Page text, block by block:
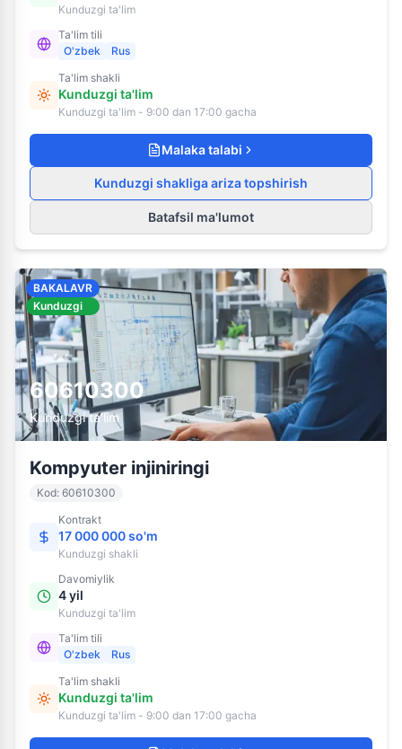
Kunduzgi ta'lim
Ta'lim tili
O'zbek
Rus
Ta'lim shakli
Kunduzgi ta'lim
Kunduzgi ta'lim - 9:00 dan 17:00 gacha
Malaka talabi
Kunduzgi shakliga ariza topshirish
Batafsil ma'lumot
60610300
Kunduzgi ta'lim
BAKALAVR
Kunduzgi
Kompyuter injiniringi
Kod: 60610300
Kontrakt
17 000 000 so'm
Kunduzgi shakli
Davomiylik
4 yil
Kunduzgi ta'lim
Ta'lim tili
O'zbek
Rus
Ta'lim shakli
Kunduzgi ta'lim
Kunduzgi ta'lim - 9:00 dan 17:00 gacha